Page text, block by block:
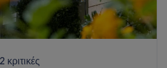
using carefully selected vegan
free from harsh ingredients. Our
the natural beauty of your
healthy, and radiant. We
κριτικές